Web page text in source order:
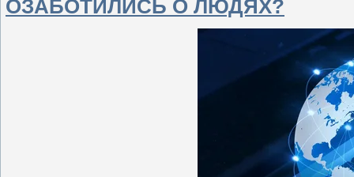
ОЗАБОТИЛИСЬ О ЛЮДЯХ?